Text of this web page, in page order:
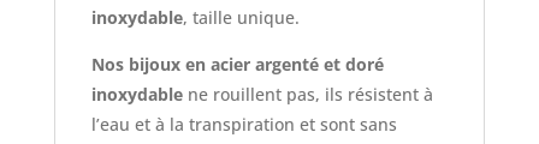
inoxydable, taille unique.
Nos bijoux en acier argenté et doré
inoxydablene rouillent pas, ils résistent à
l’eau et à la transpiration et sont sans